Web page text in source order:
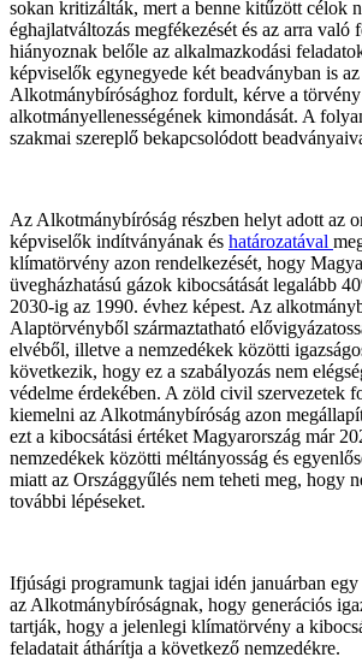
sokan kritizálták, mert a benne kitűzött célok
éghajlatváltozás megfékezését és az arra való
hiányoznak belőle az alkalmazkodási
képviselők egynegyede két beadványban is az
Alkotmánybírósághoz fordult, kérve a
alkotmányellenességének kimondását. A
szakmai szereplő bekapcsolódott
Az Alkotmánybíróság részben helyt adott az
képviselők indítványának és határozatával
klímatörvény azon rendelkezését, hogy
üvegházhatású gázok kibocsátását legalább
2030-ig az 1990. évhez képest. Az
Alaptörvényből származtatható
elvéből, illetve a nemzedékek közötti
következik, hogy ez a szabályozás nem
védelme érdekében. A zöld civil szervezetek
kiemelni az Alkotmánybíróság azon
ezt a kibocsátási értéket Magyarország már
nemzedékek közötti méltányosság és
miatt az Országgyűlés nem teheti meg, hogy
további lépéseket.
Ifjúsági programunk tagjai idén januárban egy
az Alkotmánybíróságnak, hogy generációs
tartják, hogy a jelenlegi klímatörvény a
feladatait áthárítja a következő nemzedékre.